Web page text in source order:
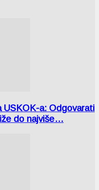
USKOK-a: Odgovarati
do najviše…